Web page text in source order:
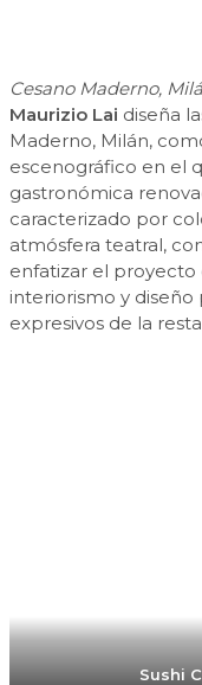
Cesano Maderno,
Maurizio Lai diseña
Maderno, Milán,
escenográfico en el
gastronómica
caracterizado por
atmósfera teatral,
enfatizar el proyecto
interiorismo y diseño
expresivos de la
Sushi